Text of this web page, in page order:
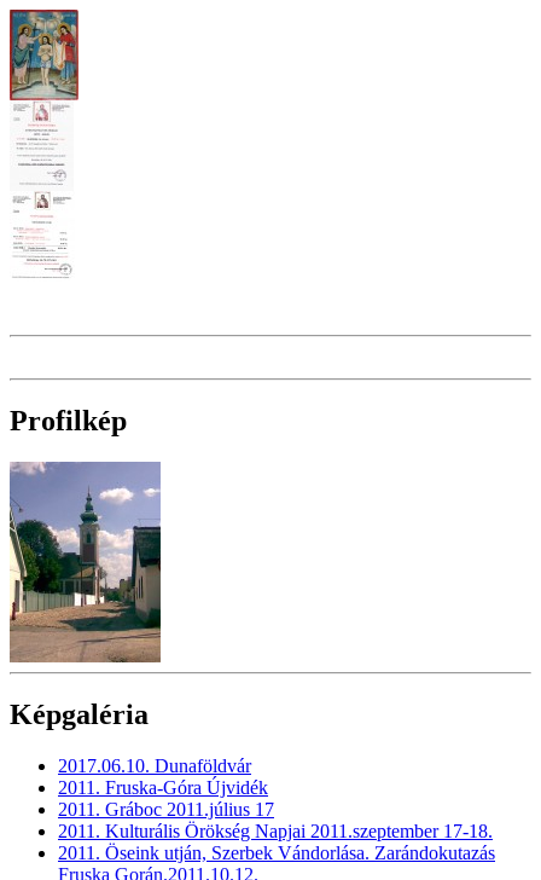
Profilkép
Képgaléria
2017.06.10. Dunaföldvár
2011. Fruska-Góra Újvidék
2011. Gráboc 2011.július 17
2011. Kulturális Örökség Napjai 2011.szeptember 17-18.
2011. Öseink utján, Szerbek Vándorlása. Zarándokutazás
Fruska Gorán.2011.10.12.